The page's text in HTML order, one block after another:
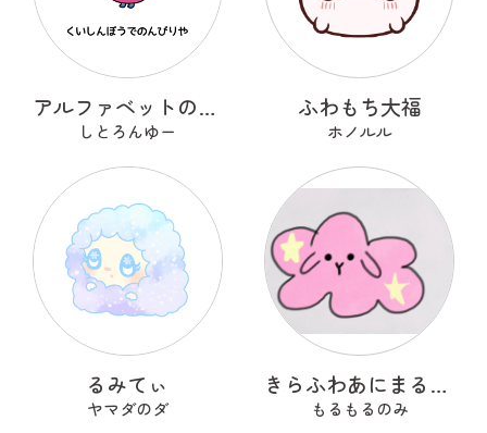
アルファベットのOのおーまる
しとろんゆー
ふわもち大福
ホノルル
るみてぃ
ヤマダのダ
きらふわあにまるふれんず
もるもるのみ